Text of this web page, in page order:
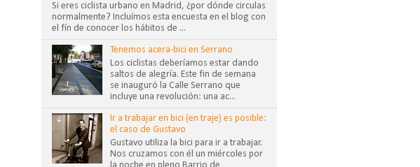
Si eres ciclista urbano en Madrid, ¿por dónde circulas
normalmente? Incluímos esta encuesta en el blog con
el fín de conocer los hábitos de ...
Tenemos acera-bici en Serrano
Los ciclistas deberíamos estar dando
saltos de alegría. Este fin de semana
se inauguró la Calle Serrano que
incluye una revolución: una ac...
Ir a trabajar en bici (en traje) es posible:
el caso de Gustavo
Gustavo utiliza la bici para ir a trabajar.
Nos cruzamos con él un miércoles por